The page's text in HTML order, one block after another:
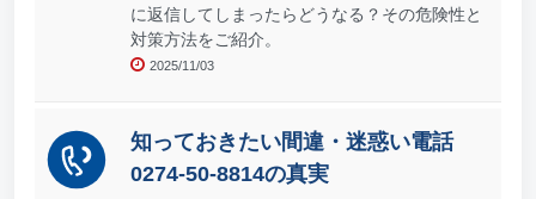
に返信してしまったらどうなる？その危険性と
対策方法をご紹介。
2025/11/03
知っておきたい間違・迷惑い電話
0274-50-8814の真実